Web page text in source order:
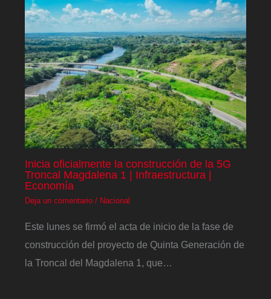
Inicia oficialmente la construcción de la 5G
Troncal Magdalena 1 | Infraestructura |
Economía
Deja un comentario / Nacional
Este lunes se firmó el acta de inicio de la fase de
construcción del proyecto de Quinta Generación de
la Troncal del Magdalena 1, que…